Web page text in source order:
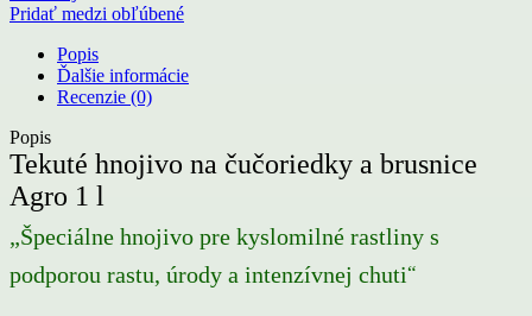
na
čučoriedky
a
brusnice
Agro
CS
1l
Pridať medzi obľúbené
Popis
Ďalšie informácie
Recenzie (0)
Popis
Tekuté hnojivo na čučoriedky a brusnice
Agro 1 l
„Špeciálne hnojivo pre kyslomilné rastliny s
podporou rastu, úrody a intenzívnej chuti“